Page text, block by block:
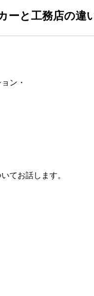
ーと工務店の違
ン・
てお話します。